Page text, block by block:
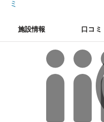
ミ
施設情報 口コミ